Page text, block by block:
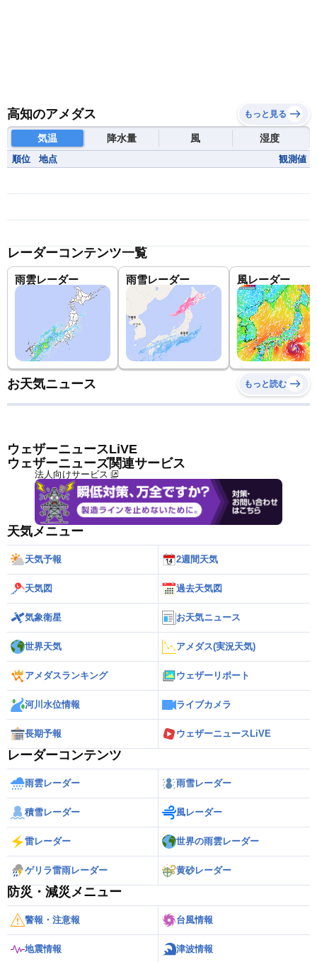
高知のアメダス もっと見る
気温 降水量 風 湿度
順位 地点 観測値
レーダーコンテンツ一覧
雨雲レーダー 雨雪レーダー 風レーダー
お天気ニュース もっと読む
ウェザーニュースLiVE
ウェザーニューズ関連サービス
法人向けサービス
天気メニュー
天気予報 2週間天気
天気図 過去天気図
気象衛星 お天気ニュース
世界天気 アメダス(実況天気)
アメダスランキング ウェザーリポート
河川水位情報 ライブカメラ
長期予報 ウェザーニュースLiVE
レーダーコンテンツ
雨雲レーダー 雨雪レーダー
積雪レーダー 風レーダー
雷レーダー 世界の雨雲レーダー
ゲリラ雷雨レーダー 黄砂レーダー
防災・減災メニュー
警報・注意報 台風情報
地震情報 津波情報